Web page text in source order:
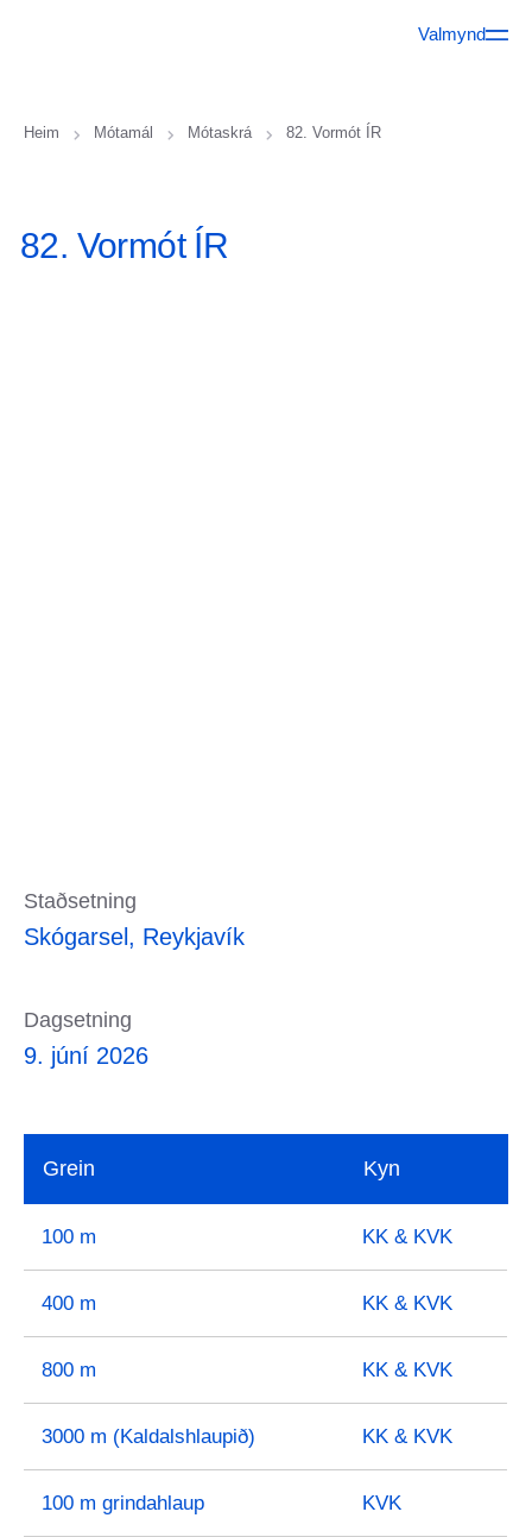
Valmynd
Heim Mótamál Mótaskrá 82. Vormót ÍR
82. Vormót ÍR
Staðsetning
Skógarsel, Reykjavík
Dagsetning
9. júní 2026
Grein Kyn
100 m KK & KVK
400 m KK & KVK
800 m KK & KVK
3000 m (Kaldalshlaupið) KK & KVK
100 m grindahlaup KVK